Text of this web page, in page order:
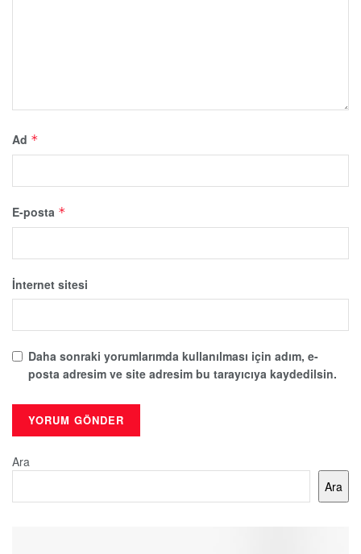
Ad *
E-posta *
İnternet sitesi
Daha sonraki yorumlarımda kullanılması için adım, e-
posta adresim ve site adresim bu tarayıcıya kaydedilsin.
Ara
Ara